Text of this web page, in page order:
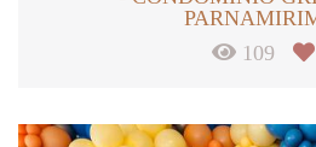
109